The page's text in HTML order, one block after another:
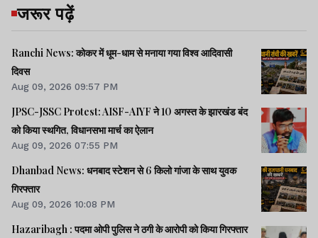
जरूर पढ़ें
Ranchi News: कोकर में धूम-धाम से मनाया गया विश्व आदिवासी
दिवस
Aug 09, 2026 09:57 PM
JPSC-JSSC Protest: AISF-AIYF ने 10 अगस्त के झारखंड बंद
को किया स्थगित, विधानसभा मार्च का ऐलान
Aug 09, 2026 07:55 PM
Dhanbad News: धनबाद स्टेशन से 6 किलो गांजा के साथ युवक
गिरफ्तार
Aug 09, 2026 10:08 PM
Hazaribagh : पदमा ओपी पुलिस ने ठगी के आरोपी को किया गिरफ्तार